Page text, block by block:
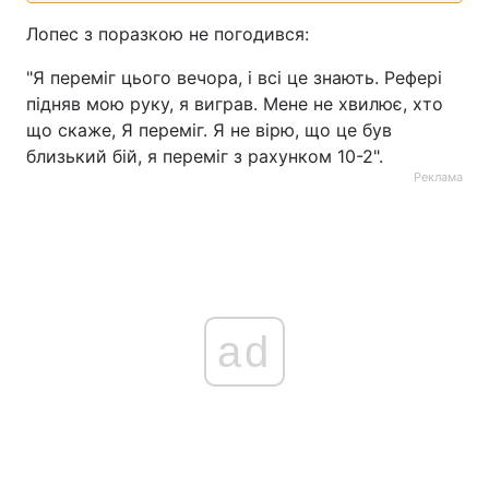
Лопес з поразкою не погодився:
"Я переміг цього вечора, і всі це знають. Рефері
підняв мою руку, я виграв. Мене не хвилює, хто
що скаже, Я переміг. Я не вірю, що це був
близький бій, я переміг з рахунком 10-2".
Реклама
ad